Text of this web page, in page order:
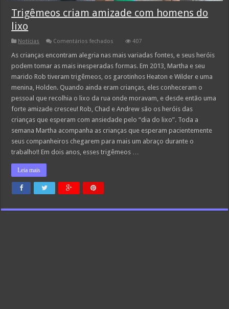
Trigêmeos criam amizade com homens do
lixo
Notícias Comentários fechados
criam
com
homens
do
lixo
407
As crianças encontram alegria nas mais variadas fontes, e seus heróis
podem tomar as mais inesperadas formas. Em 2013, Martha e seu
marido Rob tiveram trigêmeos, os garotinhos Heaton e Wilder e uma
menina, Holden. Quando ainda eram crianças, eles conheceram o
pessoal que recolhia o lixo da rua onde moravam, e desde então uma
forte amizade cresceu! Rob, Chad e Andrew são os heróis das
crianças que esperam com ansiedade pelo “dia do lixo”. Toda a
semana Martha acompanha as crianças que esperam pacientemente
seus companheiros chegarem para mais um abraço durante o
trabalho!! Em dois anos, esses trigêmeos …
Leia mais